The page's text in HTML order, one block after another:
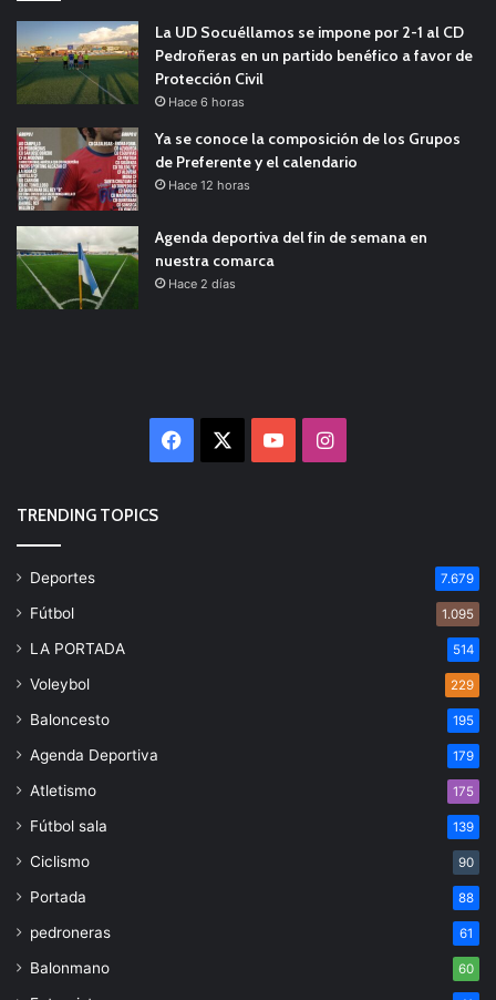
La UD Socuéllamos se impone por 2-1 al CD
Pedroñeras en un partido benéfico a favor de
Protección Civil
Hace 6 horas
Ya se conoce la composición de los Grupos
de Preferente y el calendario
Hace 12 horas
Agenda deportiva del fin de semana en
nuestra comarca
Hace 2 días
Facebook YouTubeInstagram
TRENDING TOPICS
Deportes 7.679
Fútbol 1.095
LA PORTADA 514
Voleybol 229
Baloncesto 195
Agenda Deportiva 179
Atletismo 175
Fútbol sala 139
Ciclismo 90
Portada 88
pedroneras 61
Balonmano 60